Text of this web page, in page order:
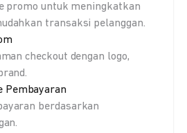
promo untuk meningkatkan
transaksi pelanggan.
checkout dengan logo,
Pembayaran
berdasarkan